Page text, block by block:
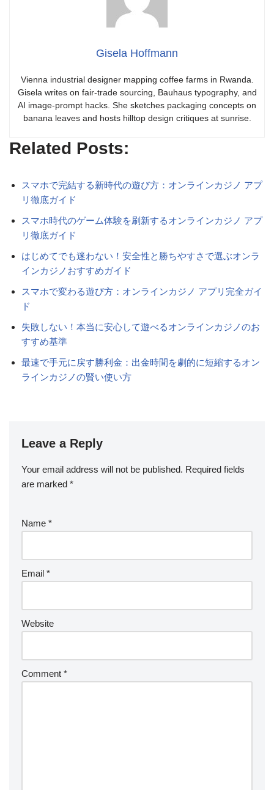
Gisela Hoffmann
Vienna industrial designer mapping coffee farms in Rwanda.
Gisela writes on fair-trade sourcing, Bauhaus typography, and
AI image-prompt hacks. She sketches packaging concepts on
banana leaves and hosts hilltop design critiques at sunrise.
Related Posts:
スマホで完結する新時代の遊び方：オンラインカジノ アプ
リ徹底ガイド
スマホ時代のゲーム体験を刷新するオンラインカジノ アプ
リ徹底ガイド
はじめてでも迷わない！安全性と勝ちやすさで選ぶオンラ
インカジノおすすめガイド
スマホで変わる遊び方：オンラインカジノ アプリ完全ガイ
ド
失敗しない！本当に安心して遊べるオンラインカジノのお
すすめ基準
最速で手元に戻す勝利金：出金時間を劇的に短縮するオン
ラインカジノの賢い使い方
Leave a Reply
Your email address will not be published. Required fields
are marked *
Name *
Email *
Website
Comment *